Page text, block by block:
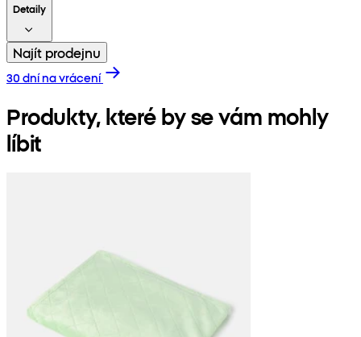
Detaily
Najít prodejnu
30 dní na vrácení
Produkty, které by se vám mohly
líbit